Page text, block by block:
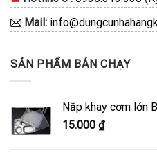
Mail:
SẢN PHẨM BÁN CHẠY
Nắp khay cơm lớn
15.000 ₫